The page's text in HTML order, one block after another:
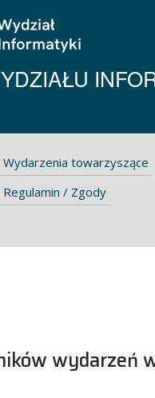
Wydarzenia towarzyszące
Regulamin / Zgody
wydarzeń